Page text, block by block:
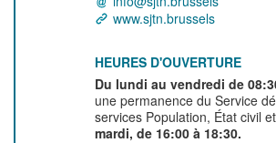
www.sjtn.brussels
HEURES D'OUVERTURE
Du lundi au vendredi de
une permanence du Service
services Population, État civil
mardi, de 16:00 à 18:30.